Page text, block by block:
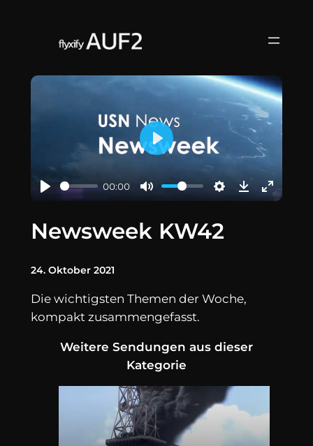
springen
00:00
Play
Newsweek KW42
24. Oktober 2021
Die wichtigsten Themen der Woche,
kompakt zusammengefasst.
Weitere Sendungen aus dieser
Kategorie